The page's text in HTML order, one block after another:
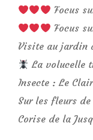
Focus
Focus
Visite au jardin
La volucelle
Insecte : Le
Sur les fleurs
Corise de la